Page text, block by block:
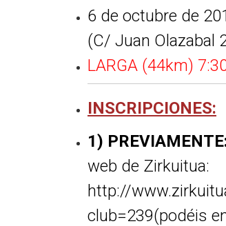
6 de octubre de
(C/ Juan Olazabal
LARGA (44km)
INSCRIPCIONES:
1)
web de Zirkuitua:
http://
club=239(podéis